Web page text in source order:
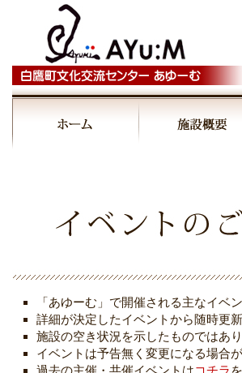
「あゆーむ」で開催される主なイベ
詳細が決定したイベントから随時更
施設の空き状況を示したものではあり
イベントは予告無く変更になる場合が
過去の主催・共催イベントはコチラ
04:00